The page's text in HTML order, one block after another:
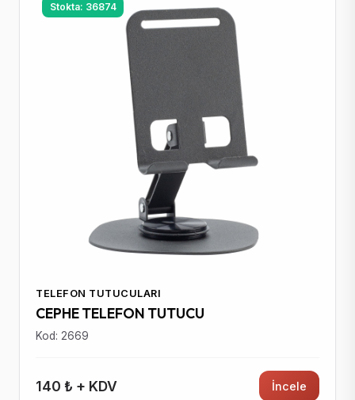
Stokta: 36874
TELEFON TUTUCULARI
CEPHE TELEFON TUTUCU
Kod: 2669
140 ₺ + KDV İncele